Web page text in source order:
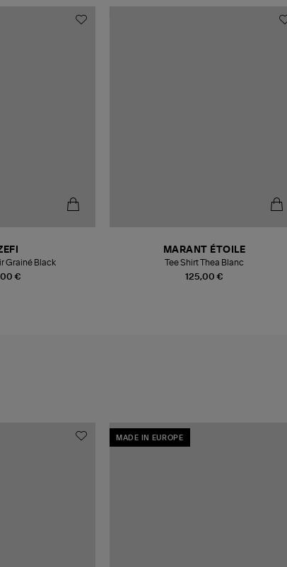
€
Grainé Black
125,00 €
MARANT ÉTOILE
Tee Shirt Thea Blanc
MADE IN EUROPE